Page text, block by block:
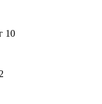
10